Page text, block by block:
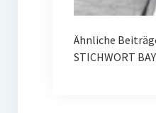
Ähnliche
STICHWORT